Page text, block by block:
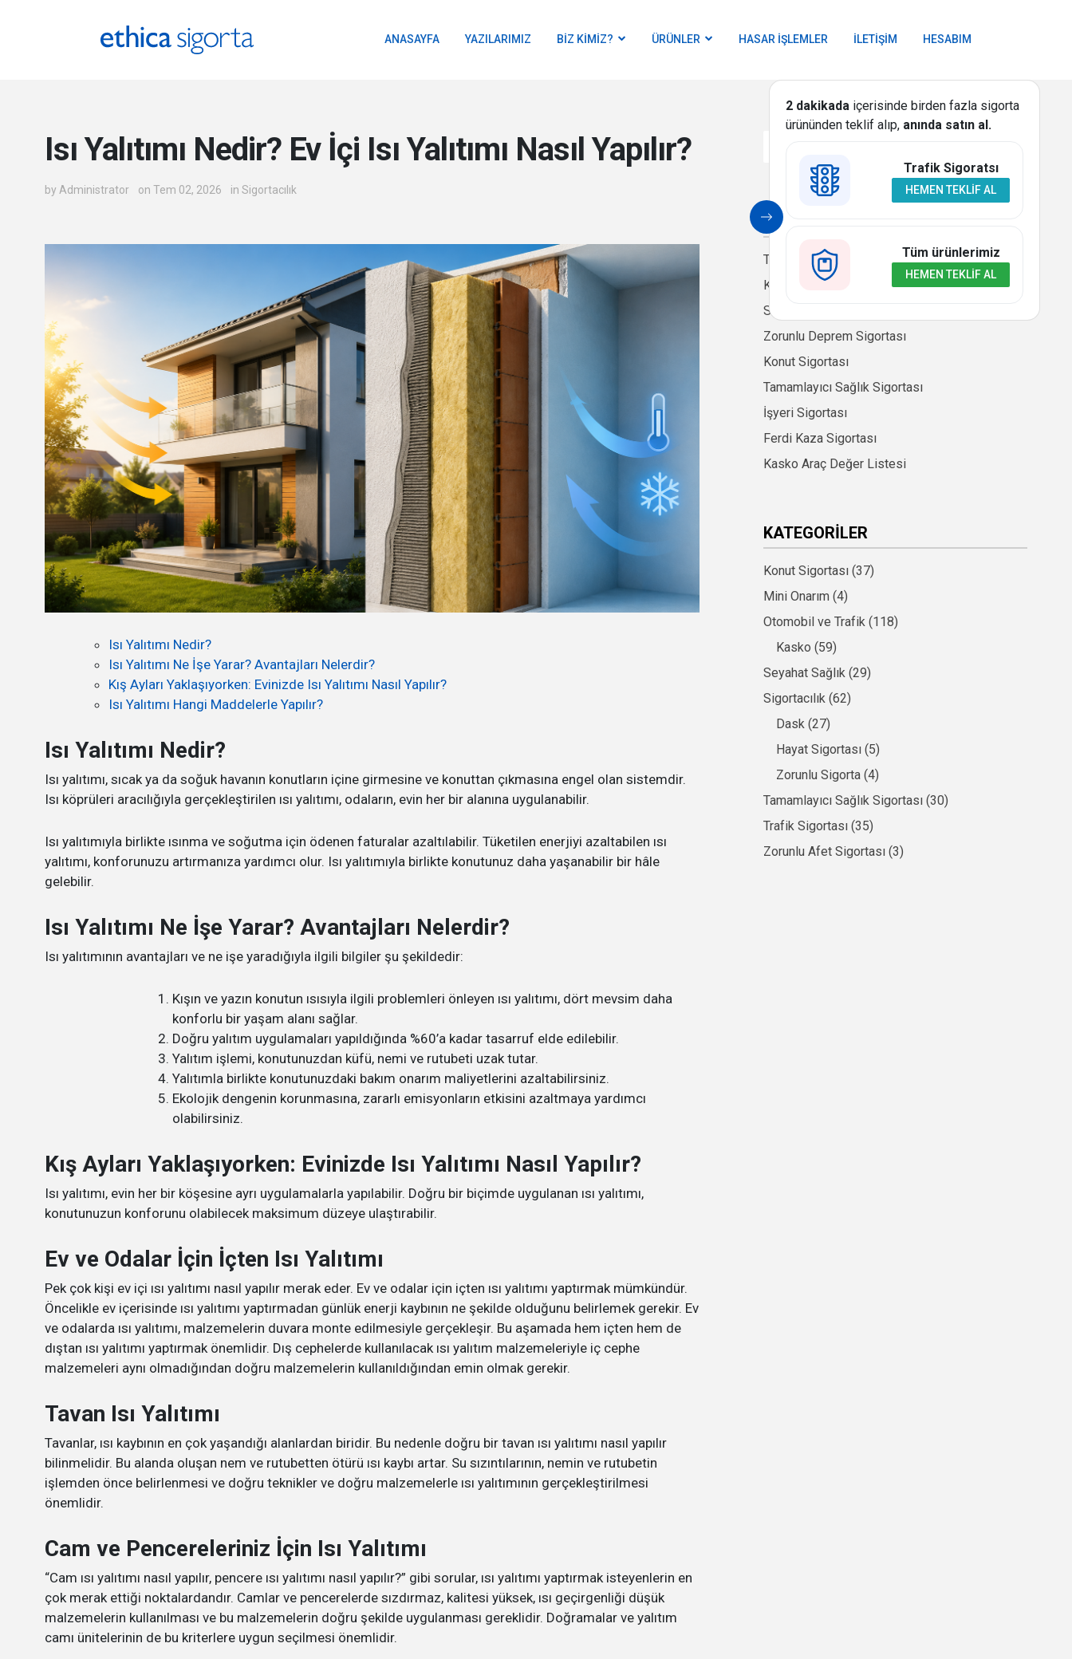
ANASAYFA YAZILARIMIZ BIZ KIMIZ? ÜRÜNLER HASAR İŞLEMLER İLETIŞIM HESABIM
2 dakikada içerisinde birden fazla sigorta
ürününden teklif alıp, anında satın al.
Trafik Sigoratsı
HEMEN TEKLIF AL
Tüm ürünlerimiz
HEMEN TEKLIF AL
Isı Yalıtımı Nedir? Ev İçi Isı Yalıtımı Nasıl Yapılır?
by Administrator on Tem 02, 2026 in Sigortacılık
Isı Yalıtımı Nedir?
Isı Yalıtımı Ne İşe Yarar? Avantajları Nelerdir?
Kış Ayları Yaklaşıyorken: Evinizde Isı Yalıtımı Nasıl Yapılır?
Isı Yalıtımı Hangi Maddelerle Yapılır?
Isı Yalıtımı Nedir?
Isı yalıtımı, sıcak ya da soğuk havanın konutların içine girmesine ve konuttan çıkmasına engel olan sistemdir.
Isı köprüleri aracılığıyla gerçekleştirilen ısı yalıtımı, odaların, evin her bir alanına uygulanabilir.
Isı yalıtımıyla birlikte ısınma ve soğutma için ödenen faturalar azaltılabilir. Tüketilen enerjiyi azaltabilen ısı
yalıtımı, konforunuzu artırmanıza yardımcı olur. Isı yalıtımıyla birlikte konutunuz daha yaşanabilir bir hâle
gelebilir.
Isı Yalıtımı Ne İşe Yarar? Avantajları Nelerdir?
Isı yalıtımının avantajları ve ne işe yaradığıyla ilgili bilgiler şu şekildedir:
Kışın ve yazın konutun ısısıyla ilgili problemleri önleyen ısı yalıtımı, dört mevsim daha
konforlu bir yaşam alanı sağlar.
Doğru yalıtım uygulamaları yapıldığında %60’a kadar tasarruf elde edilebilir.
Yalıtım işlemi, konutunuzdan küfü, nemi ve rutubeti uzak tutar.
Yalıtımla birlikte konutunuzdaki bakım onarım maliyetlerini azaltabilirsiniz.
Ekolojik dengenin korunmasına, zararlı emisyonların etkisini azaltmaya yardımcı
olabilirsiniz.
Kış Ayları Yaklaşıyorken: Evinizde Isı Yalıtımı Nasıl Yapılır?
Isı yalıtımı, evin her bir köşesine ayrı uygulamalarla yapılabilir. Doğru bir biçimde uygulanan ısı yalıtımı,
konutunuzun konforunu olabilecek maksimum düzeye ulaştırabilir.
Ev ve Odalar İçin İçten Isı Yalıtımı
Pek çok kişi ev içi ısı yalıtımı nasıl yapılır merak eder. Ev ve odalar için içten ısı yalıtımı yaptırmak mümkündür.
Öncelikle ev içerisinde ısı yalıtımı yaptırmadan günlük enerji kaybının ne şekilde olduğunu belirlemek gerekir. Ev
ve odalarda ısı yalıtımı, malzemelerin duvara monte edilmesiyle gerçekleşir. Bu aşamada hem içten hem de
dıştan ısı yalıtımı yaptırmak önemlidir. Dış cephelerde kullanılacak ısı yalıtım malzemeleriyle iç cephe
malzemeleri aynı olmadığından doğru malzemelerin kullanıldığından emin olmak gerekir.
Tavan Isı Yalıtımı
Tavanlar, ısı kaybının en çok yaşandığı alanlardan biridir. Bu nedenle doğru bir tavan ısı yalıtımı nasıl yapılır
bilinmelidir. Bu alanda oluşan nem ve rutubetten ötürü ısı kaybı artar. Su sızıntılarının, nemin ve rutubetin
işlemden önce belirlenmesi ve doğru teknikler ve doğru malzemelerle ısı yalıtımının gerçekleştirilmesi
önemlidir.
Cam ve Pencereleriniz İçin Isı Yalıtımı
“Cam ısı yalıtımı nasıl yapılır, pencere ısı yalıtımı nasıl yapılır?” gibi sorular, ısı yalıtımı yaptırmak isteyenlerin en
çok merak ettiği noktalardandır. Camlar ve pencerelerde sızdırmaz, kalitesi yüksek, ısı geçirgenliği düşük
malzemelerin kullanılması ve bu malzemelerin doğru şekilde uygulanması gereklidir. Doğramalar ve yalıtım
camı ünitelerinin de bu kriterlere uygun seçilmesi önemlidir.
SIGORTA
Trafik Sigortası
Kasko Sigortası
Seyahat Sağlık Sigortası
Zorunlu Deprem Sigortası
Konut Sigortası
Tamamlayıcı Sağlık Sigortası
İşyeri Sigortası
Ferdi Kaza Sigortası
Kasko Araç Değer Listesi
KATEGORILER
Konut Sigortası(37)
Mini Onarım(4)
Otomobil ve Trafik(118)
Kasko(59)
Seyahat Sağlık(29)
Sigortacılık(62)
Dask(27)
Hayat Sigortası(5)
Zorunlu Sigorta(4)
Tamamlayıcı Sağlık Sigortası(30)
Trafik Sigortası(35)
Zorunlu Afet Sigortası(3)